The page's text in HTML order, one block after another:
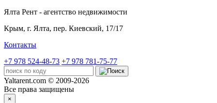
Ялта Рент - агентство недвижимости
Крым, г. Ялта, пер. Киевский, 17/17
Контакты
+7 978 524-48-73 +7 978 781-75-77
Yaltarent.com © 2009-2026
Все права защищены
×